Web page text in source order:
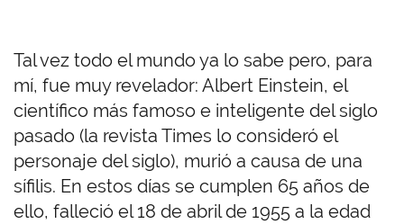
Tal vez todo el mundo ya lo sabe pero, para
mí, fue muy revelador: Albert Einstein, el
científico más famoso e inteligente del siglo
pasado (la revista Times lo consideró el
personaje del siglo), murió a causa de una
sífilis. En estos días se cumplen 65 años de
ello, falleció el 18 de abril de 1955 a la edad